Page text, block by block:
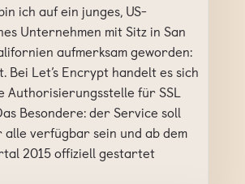
ich auf ein junges, US-
Unternehmen mit Sitz in San
aufmerksam geworden:
Bei Let’s Encrypt handelt es sich
Authorisierungsstelle für SSL
Besondere: der Service soll
alle verfügbar sein und ab dem
2015 offiziell gestartet